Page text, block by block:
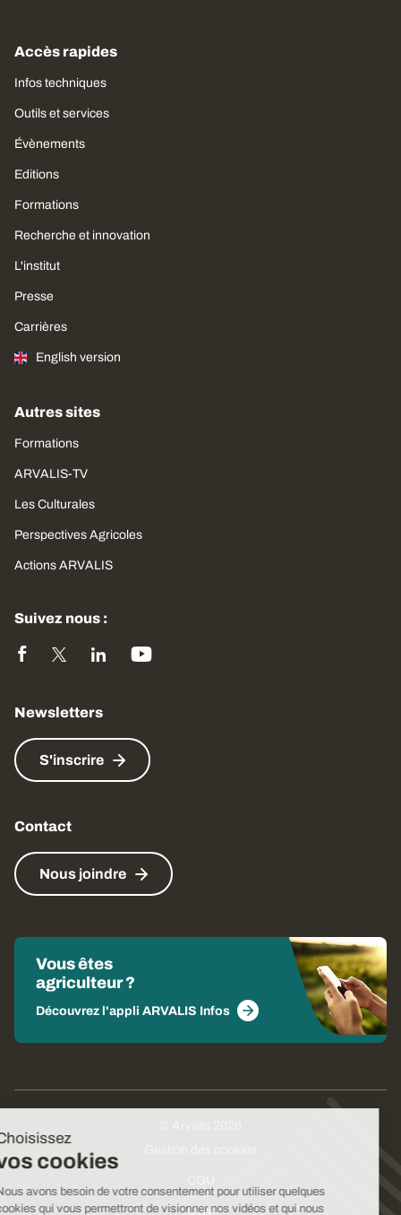
Choisissez
vos cookies
Nous avons besoin de votre consentement pour utiliser quelques
cookies qui vous permettront de visionner nos vidéos et qui nous
Accès rapides
Infos techniques
Outils et services
Évènements
Editions
Formations
Recherche et innovation
L'institut
Presse
Carrières
English version
Autres sites
Formations
ARVALIS-TV
Les Culturales
Perspectives Agricoles
Actions ARVALIS
Suivez nous :
Newsletters
S'inscrire
Contact
Nous joindre
Vous êtes
agriculteur ?
Découvrez l'appli ARVALIS Infos
CGV